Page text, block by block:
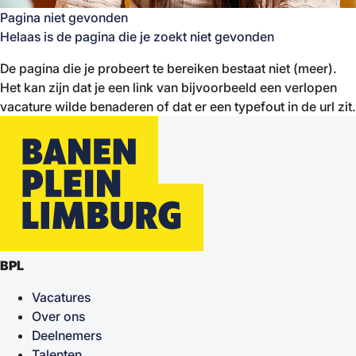
Pagina niet gevonden
Helaas is de pagina die je zoekt niet gevonden
De pagina die je probeert te bereiken bestaat niet (meer).
Het kan zijn dat je een link van bijvoorbeeld een verlopen
vacature wilde benaderen of dat er een typefout in de url zit.
BPL
Vacatures
Over ons
Deelnemers